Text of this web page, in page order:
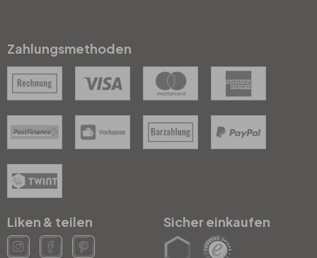
Zahlungsmethoden
Liken & teilen Sicher einkaufen